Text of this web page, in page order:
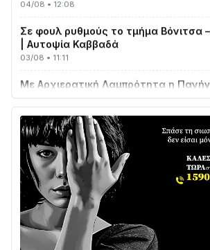
| Αυτοψία Καββαδά
03/08 • 11:11
Μεταμορφώσεως του Σωτήρος στο
03/08 • 07:45
Ενισχύεται η Πολιτική Προστασία
με δύο νέα υδροφόρα οχήματα
02/08 • 18:26
Διαβάστε την «Ναυπακτία» που
31/07 • 08:16
Δωρίδα για Όλους: «Καμία εκχώρηση
στην ΕΥΔΑΠ»
28/07 • 21:46